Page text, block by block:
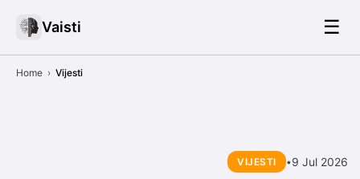
Vaisti ☰
Home › Vijesti
VIJESTI •9 Jul 2026